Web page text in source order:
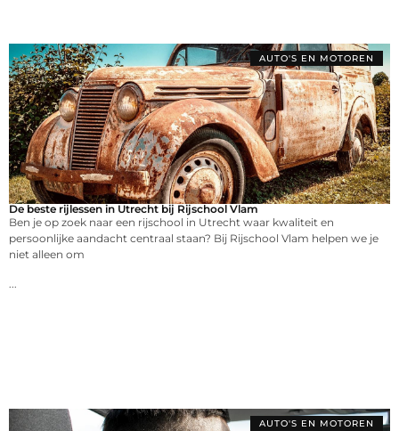
AUTO'S EN MOTOREN
De beste rijlessen in Utrecht bij Rijschool Vlam
Ben je op zoek naar een rijschool in Utrecht waar kwaliteit en
persoonlijke aandacht centraal staan? Bij Rijschool Vlam helpen we je
niet alleen om
AUTO'S EN MOTOREN